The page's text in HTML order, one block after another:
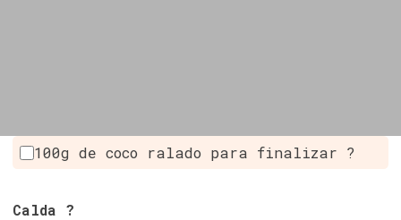
100g de coco ralado para finalizar ?
Calda ?